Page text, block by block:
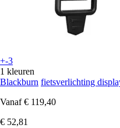
+-3
1 kleuren
Blackburn fietsverlichting
Vanaf € 119,40
€ 52,81